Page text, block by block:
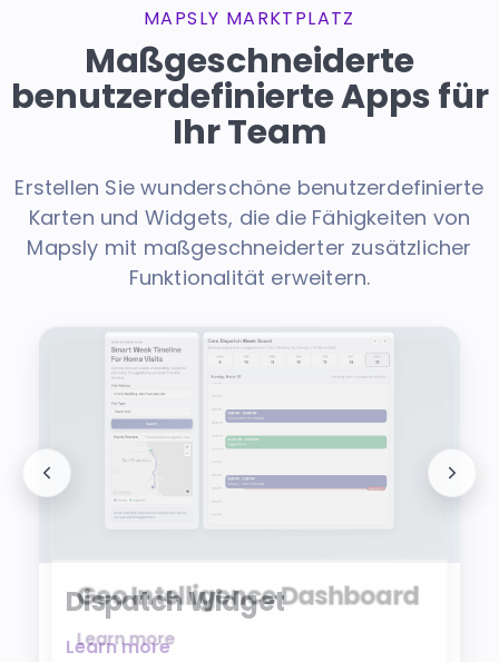
MAPSLY MARKTPLATZ
Maßgeschneiderte
benutzerdefinierte Apps für
Ihr Team
Erstellen Sie wunderschöne benutzerdefinierte
Karten und Widgets, die die Fähigkeiten von
Mapsly mit maßgeschneiderter zusätzlicher
Funktionalität erweitern.
Geo Intelligence Dashboard
Learn more